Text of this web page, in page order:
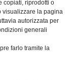
copiati, riprodotti o
visualizzare la pagina
autorizzata per
generali
farlo tramite la